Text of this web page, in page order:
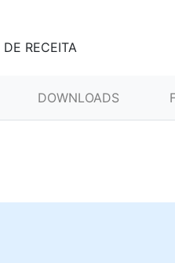
RECEITA
DOWNLOADS